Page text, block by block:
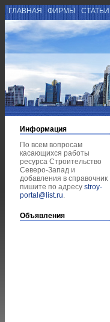
ГЛАВНАЯ ФИРМЫ СТАТЬИ
Информация
По всем вопросам
касающихся работы
ресурса Строительство
Северо-Запад и
добавления в справочник
пишите по адресу stroy-
portal@list.ru.
Объявления